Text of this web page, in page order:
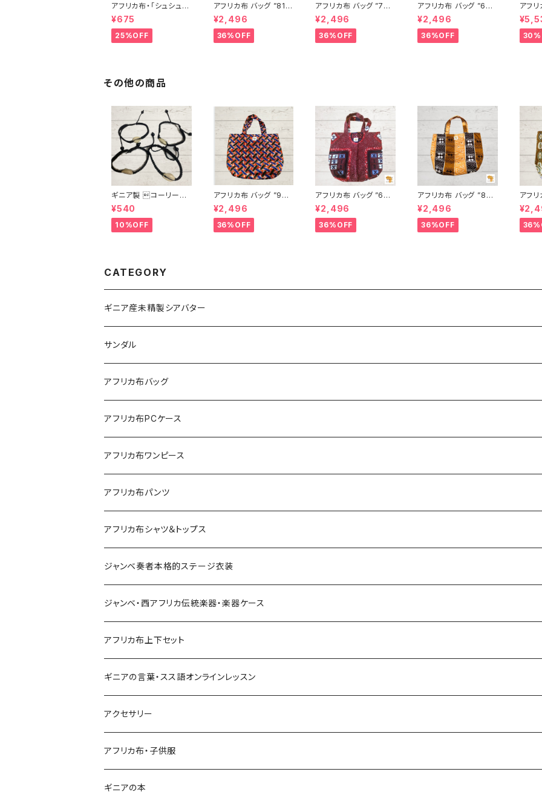
アフリカ布・「シュシュ」
アフリカンプリント パー
ニュ カンガ キテンゲ ト
ートバッグ エコバッグ
ギニア フェアトレード I
¥675
25%OFF
アフリカ布 バッグ ”81”
アフリカンプリント パー
ニュ カンガ キテンゲ ト
ートバッグ エコバッグ
ギニア フェアトレード I
¥2,496
36%OFF
アフリカ布 バッグ ”78”
アフリカンプリント パー
ニュ カンガ キテンゲ ト
ートバッグ エコバッグ
ギニア フェアトレード I
¥2,496
36%OFF
アフリカ布 バッグ ”63”
アフリカンプリント パー
ニュ カンガ キテンゲ ト
ートバッグ エコバッグ
ギニア フェアトレード I
¥2,496
36%OFF
アフ
シャ
ュ キテンゲ ギニア フェ
アト
その他の商品
ギニア製 コーリーシ
ェルブレスレット
¥540
10%OFF
アフリカ布 バッグ ”99”
"candy’s" アフリカン
プリント パーニュ カン
ガ キテンゲ トートバッ
グ エコバッグ ギニア フ
¥2,496
36%OFF
アフリカ布 バッグ ”68”
アフリカンプリント パー
ニュ カンガ キテンゲ ト
ートバッグ エコバッグ
ギニア フェアトレード I
¥2,496
36%OFF
アフリカ布 バッグ ”85”
アフリカンプリント パー
ニュ カンガ キテンゲ ト
ートバッグ エコバッグ
ギニア フェアトレード I
¥2,496
36%OFF
アフリ
0” ア
パー
ゲ ト
グ ギ
CATEGORY
ギニア産未精製シアバター
サンダル
アフリカ布バッグ
Sac shopping rond
Sac shopping carré
petit carré
Pochette
Sacoche
アフリカ布PCケース
アフリカ布iPadケース
アフリカ布ワンピース
アフリカ布パンツ
レディースパンツ
Pantalon Gaucho
Pantalon bermuda
ワイドパンツ♡ロング
男女兼用パンツ
アフリカ布シャツ＆トップス
男女兼用シャツ
レディーストップス
ジャンベ奏者本格的ステージ衣装
ジャンベ・西アフリカ伝統楽器・楽器ケース
ジャンベ
ジャンベケース
ドゥンドゥン ベル
アフリカ布上下セット
男女兼用シャツ＆パンツセット
ギニアの言葉・スス語オンラインレッスン
アクセサリー
キーホルダー
ネックレス
アフリカ布・子供服
ギニアの本